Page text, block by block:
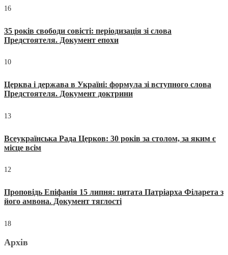
16
35 років свободи совісті: періодизація зі слова
Предстоятеля. Документ епохи
10
Церква і держава в Україні: формула зі вступного слова
Предстоятеля. Документ доктрини
13
Всеукраїнська Рада Церков: 30 років за столом, за яким є
місце всім
12
Проповідь Епіфанія 15 липня: цитата Патріарха Філарета з
його амвона. Документ тяглості
18
Архів